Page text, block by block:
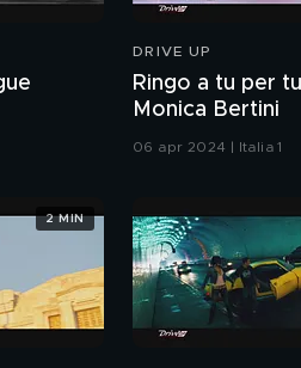
DRIVE UP
Ringo a tu per
Monica Bertini
06 apr 2024 | Italia 1
2 MIN